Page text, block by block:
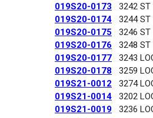
019S20-0173
3242 ST
019S20-0174
3244 ST
019S20-0175
3246 ST
019S20-0176
3248 ST
019S20-0177
3243
019S20-0178
3259
019S21-0012
3274
019S21-0014
3202
019S21-0019
3236